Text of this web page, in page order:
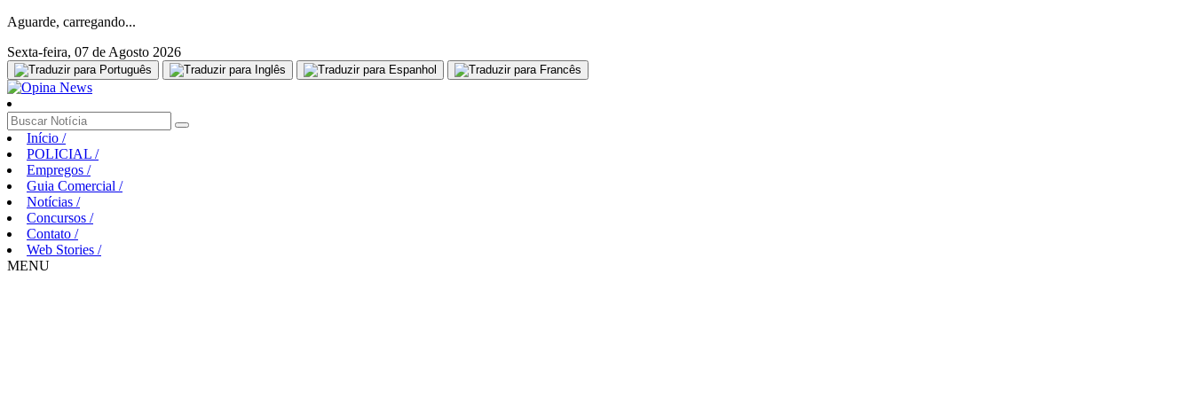
Aguarde, carregando...
Sexta-feira, 07 de Agosto 2026
Início /
POLICIAL /
Empregos /
Guia Comercial /
Notícias /
Concursos /
Contato /
Web Stories /
MENU